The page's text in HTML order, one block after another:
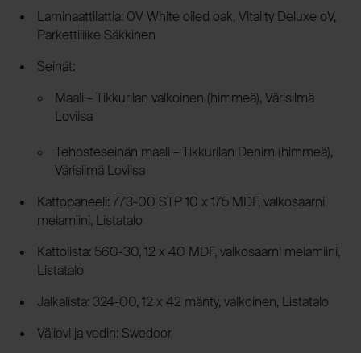
Laminaattilattia: 0V White oiled oak, Vitality Deluxe oV,
Parkettiliike Säkkinen
Seinät:
Maali – Tikkurilan valkoinen (himmeä), Värisilmä
Loviisa
Tehosteseinän maali – Tikkurilan Denim (himmeä),
Värisilmä Loviisa
Kattopaneeli: 773-00 STP 10 x 175 MDF, valkosaarni
melamiini, Listatalo
Kattolista: 560-30, 12 x 40 MDF, valkosaarni melamiini,
Listatalo
Jalkalista: 324-00, 12 x 42 mänty, valkoinen, Listatalo
Väliovi ja vedin: Swedoor